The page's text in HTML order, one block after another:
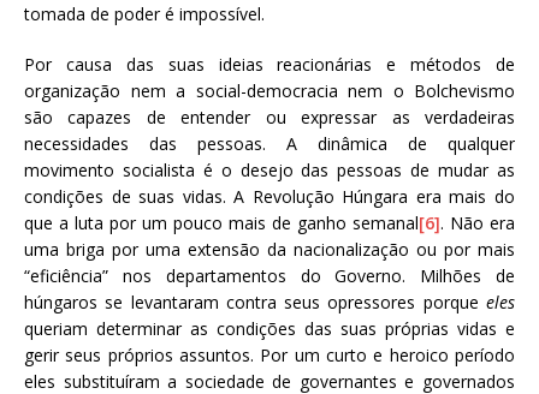
tomada de poder é impossível.
Por causa das suas ideias reacionárias e métodos de
organização nem a social-democracia nem o Bolchevismo
são capazes de entender ou expressar as verdadeiras
necessidades das pessoas. A dinâmica de qualquer
movimento socialista é o desejo das pessoas de mudar as
condições de suas vidas. A Revolução Húngara era mais do
que a luta por um pouco mais de ganho semanal[6]. Não era
uma briga por uma extensão da nacionalização ou por mais
“eficiência” nos departamentos do Governo. Milhões de
húngaros se levantaram contra seus opressores porque eles
queriam determinar as condições das suas próprias vidas e
gerir seus próprios assuntos. Por um curto e heroico período
eles substituíram a sociedade de governantes e governados